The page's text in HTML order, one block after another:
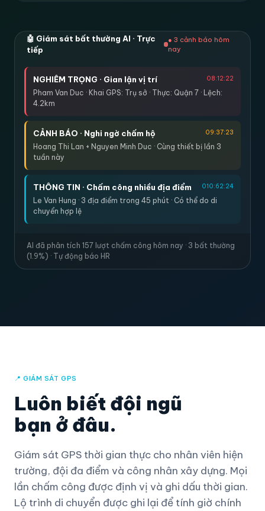
🤖 Giám sát bất thường AI · Trực
tiếp
● 3 cảnh báo hôm
nay
NGHIÊM TRỌNG · Gian lận vị trí 08:12:22
Pham Van Duc · Khai GPS: Trụ sở · Thực: Quận 7 · Lệch:
4.2km
CẢNH BÁO · Nghi ngờ chấm hộ 09:37:23
Hoang Thi Lan + Nguyen Minh Duc · Cùng thiết bị lần 3
tuần này
THÔNG TIN · Chấm công nhiều địa điểm 010:62:24
Le Van Hung · 3 địa điểm trong 45 phút · Có thể do di
chuyển hợp lệ
AI đã phân tích 157 lượt chấm công hôm nay · 3 bất thường
(1.9%) · Tự động báo HR
📍 GIÁM SÁT GPS
Luôn biết đội ngũ
bạn ở đâu.
Giám sát GPS thời gian thực cho nhân viên hiện
trường, đội đa điểm và công nhân xây dựng. Mọi
lần chấm công được định vị và ghi dấu thời gian.
Lộ trình di chuyển được ghi lại để tính giờ chính